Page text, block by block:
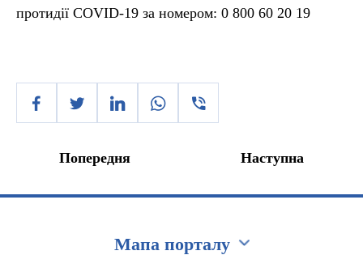
протидії COVID-19 за номером: 0 800 60 20 19
Попередня Наступна
Мапа порталу